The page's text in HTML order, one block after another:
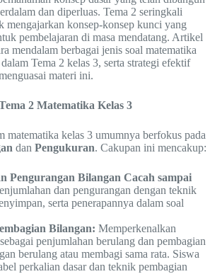
dan diperluas. Tema 2 seringkali
konsep-konsep kunci yang
pembelajaran di masa mendatang. Artikel
mendalam berbagai jenis soal matematika
Tema 2 kelas 3, serta strategi efektif
materi ini.
2 Matematika Kelas 3
matematika kelas 3 umumnya berfokus pada
dan Pengukuran. Cakupan ini mencakup:
Pengurangan Bilangan Cacah sampai
dan pengurangan dengan teknik
serta penerapannya dalam soal
Bilangan: Memperkenalkan
penjumlahan berulang dan pembagian
berulang atau membagi sama rata. Siswa
perkalian dasar dan teknik pembagian